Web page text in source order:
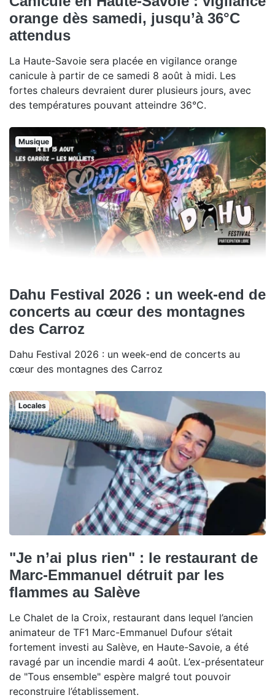
orange dès samedi, jusqu’à 36°C
attendus
La Haute-Savoie sera placée en vigilance orange
canicule à partir de ce samedi 8 août à midi. Les
fortes chaleurs devraient durer plusieurs jours, avec
des températures pouvant atteindre 36°C.
Musique
Dahu Festival 2026 : un week-end de
concerts au cœur des montagnes
des Carroz
Dahu Festival 2026 : un week-end de concerts au
cœur des montagnes des Carroz
Locales
"Je n’ai plus rien" : le restaurant de
Marc-Emmanuel détruit par les
flammes au Salève
Le Chalet de la Croix, restaurant dans lequel l’ancien
animateur de TF1 Marc-Emmanuel Dufour s’était
fortement investi au Salève, en Haute-Savoie, a été
ravagé par un incendie mardi 4 août. L’ex-présentateur
de "Tous ensemble" espère malgré tout pouvoir
reconstruire l’établissement.